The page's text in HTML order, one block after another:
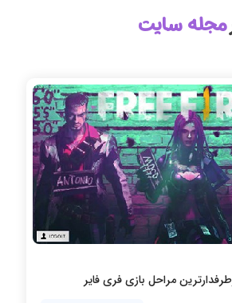
مجله سایت
یا تیمی بازی کردن در فری فایر